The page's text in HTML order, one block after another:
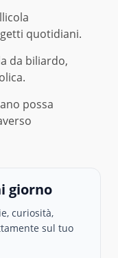
quotidiani.
da biliardo,
possa
giorno
curiosità,
sul tuo